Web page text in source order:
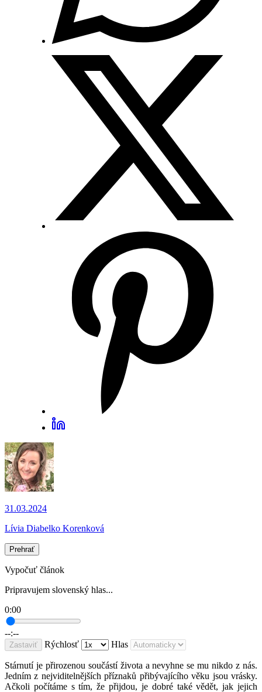
31.03.2024
Lívia Diabelko Korenková
Prehrať
Vypočuť článok
Pripravujem slovenský hlas...
0:00
--:--
Zastaviť Rýchlosť Hlas
Stárnutí je přirozenou součástí života a nevyhne se mu nikdo z nás.
Jedním z nejviditelnějších příznaků přibývajícího věku jsou vrásky.
Ačkoli počítáme s tím, že přijdou, je dobré také vědět, jak jejich